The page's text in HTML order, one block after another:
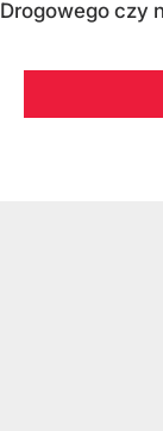
Drogowego czy